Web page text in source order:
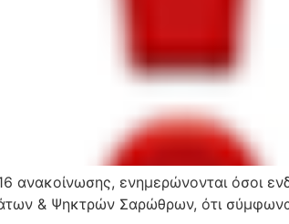
ανακοίνωσης, ενημερώνονται όσοι
& Ψηκτρών Σαρώθρων, ότι